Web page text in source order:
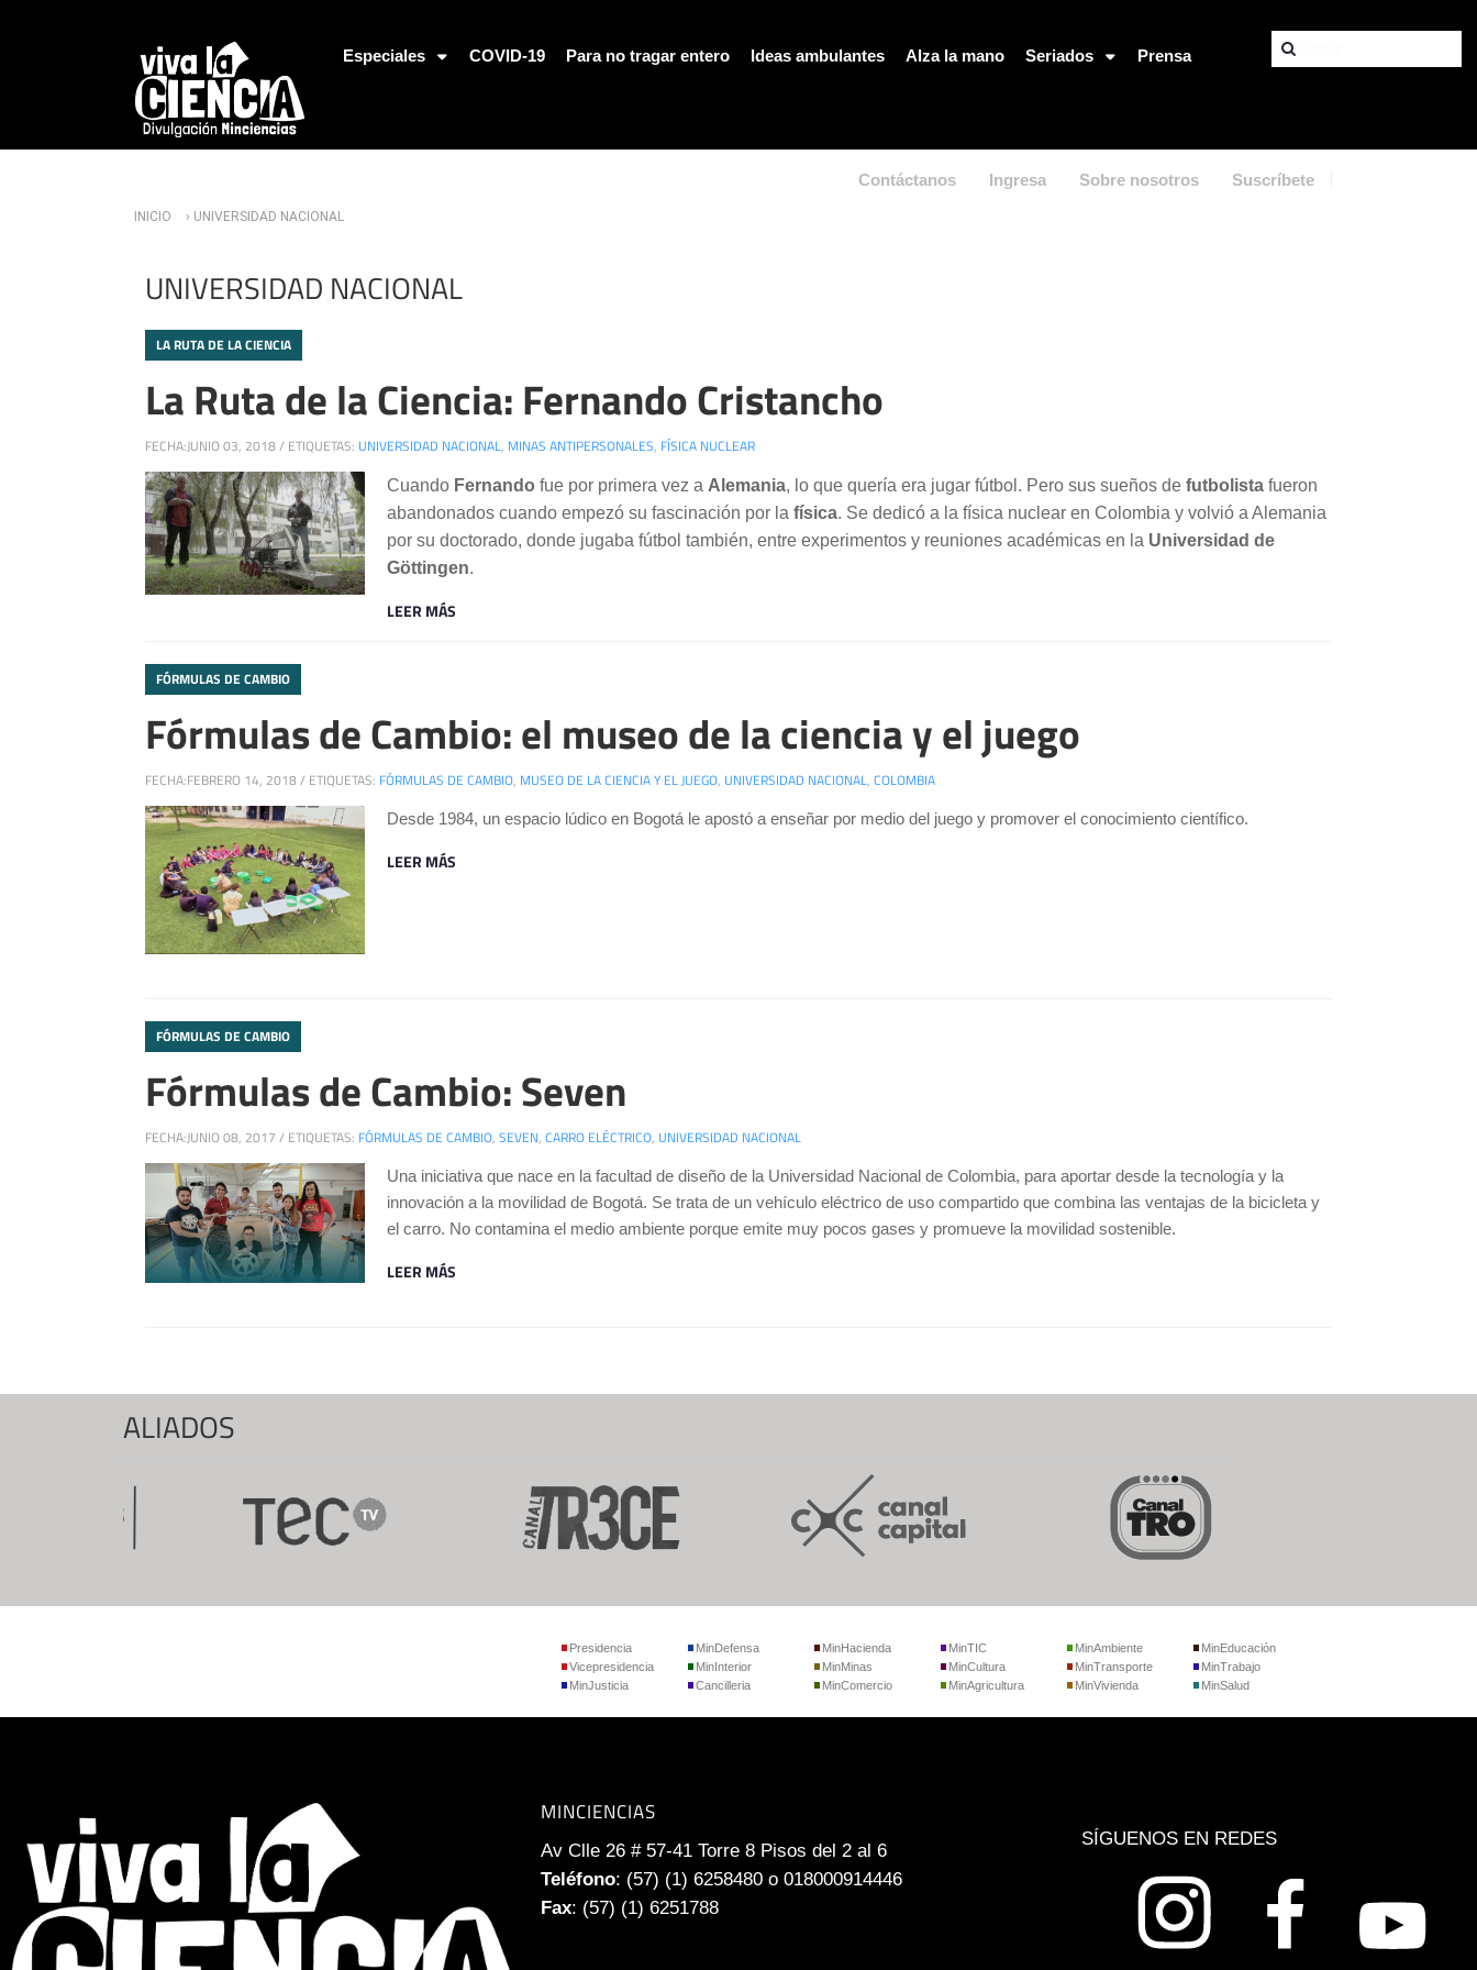
Especiales COVID-19 Para no tragar entero Ideas ambulantes Alza la mano Seriados Prensa
Contáctanos Ingresa Sobre nosotros Suscríbete
Usted está aquí
INICIO › UNIVERSIDAD NACIONAL
UNIVERSIDAD NACIONAL
LA RUTA DE LA CIENCIA
La Ruta de la Ciencia: Fernando Cristancho
FECHA:JUNIO 03, 2018/ ETIQUETAS: UNIVERSIDAD NACIONAL, MINAS ANTIPERSONALES, FÍSICA NUCLEAR
Cuando Fernando fue por primera vez a Alemania, lo que quería era jugar fútbol. Pero sus sueños de futbolista fueron
abandonados cuando empezó su fascinación por la física. Se dedicó a la física nuclear en Colombia y volvió a Alemania
por su doctorado, donde jugaba fútbol también, entre experimentos y reuniones académicas en la Universidad de
Göttingen.
LEER MÁS
FÓRMULAS DE CAMBIO
Fórmulas de Cambio: el museo de la ciencia y el juego
FECHA:FEBRERO 14, 2018/ ETIQUETAS: FÓRMULAS DE CAMBIO, MUSEO DE LA CIENCIA Y EL JUEGO, UNIVERSIDAD NACIONAL, COLOMBIA
Desde 1984, un espacio lúdico en Bogotá le apostó a enseñar por medio del juego y promover el conocimiento científico.
LEER MÁS
FÓRMULAS DE CAMBIO
Fórmulas de Cambio: Seven
FECHA:JUNIO 08, 2017 / ETIQUETAS: FÓRMULAS DE CAMBIO, SEVEN, CARRO ELÉCTRICO, UNIVERSIDAD NACIONAL
Una iniciativa que nace en la facultad de diseño de la Universidad Nacional de Colombia, para aportar desde la tecnología y la
innovación a la movilidad de Bogotá. Se trata de un vehículo eléctrico de uso compartido que combina las ventajas de la bicicleta y
el carro. No contamina el medio ambiente porque emite muy pocos gases y promueve la movilidad sostenible.
LEER MÁS
ALIADOS
Presidencia
Vicepresidencia
MinJusticia
MinDefensa
MinInterior
Cancilleria
MinHacienda
MinMinas
MinComercio
MinTIC
MinCultura
MinAgricultura
MinAmbiente
MinTransporte
MinVivienda
MinEducación
MinTrabajo
MinSalud
MINCIENCIAS
Av Clle 26 # 57-41 Torre 8 Pisos del 2 al 6
Teléfono: (57) (1) 6258480 o 018000914446
Fax: (57) (1) 6251788
SÍGUENOS EN REDES